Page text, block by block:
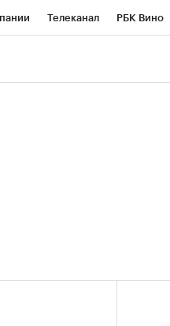
Телеканал РБК Вино